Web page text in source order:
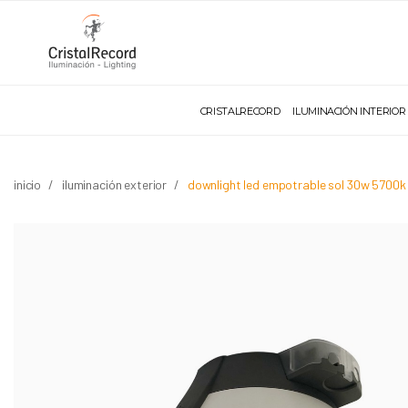
CRISTALRECORD ILUMINACIÓN INTERIOR
inicio iluminación exterior downlight led empotrable sol 30w